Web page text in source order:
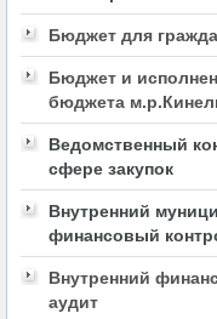
Бюджет для
Бюджет и
бюджета
Ведомственный
сфере закупок
Внутренний
финансовый
Внутренний
аудит